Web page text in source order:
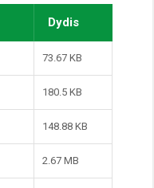
Dydis
73.67 KB
180.5 KB
148.88 KB
2.67 MB